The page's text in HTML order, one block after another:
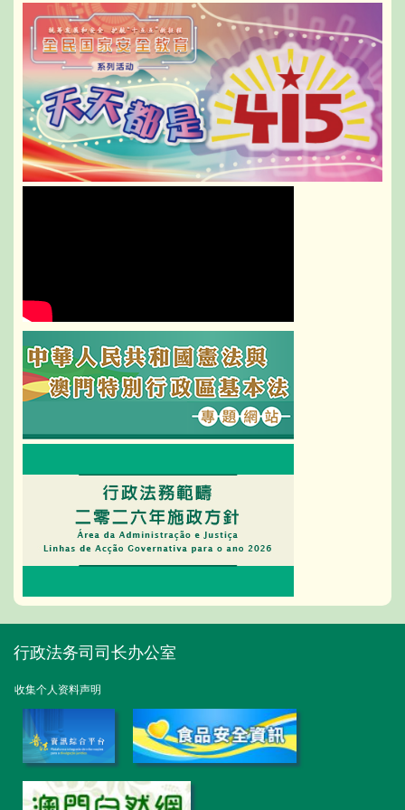
行政法务司司长办公室
收集个人资料声明